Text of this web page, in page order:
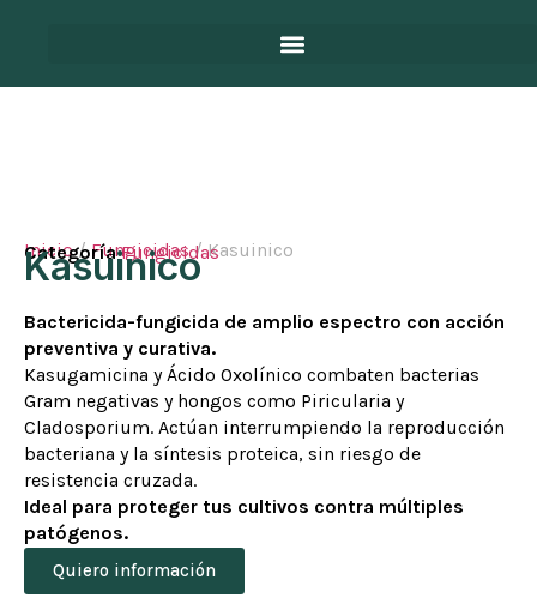
Inicio/Fungicidas/ Kasuinico
Categoría Fungicidas
Kasuinico
Bactericida-fungicida de amplio espectro con acción
preventiva y curativa.
Kasugamicina y Ácido Oxolínico combaten bacterias
Gram negativas y hongos como Piricularia y
Cladosporium. Actúan interrumpiendo la reproducción
bacteriana y la síntesis proteica, sin riesgo de
resistencia cruzada.
Ideal para proteger tus cultivos contra múltiples
patógenos.
Quiero información